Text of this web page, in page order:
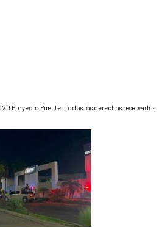
Proyecto Puente. Todos los derechos reservados.